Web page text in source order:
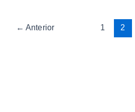
← Anterior 1 2